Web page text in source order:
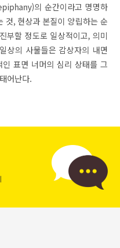
의 순간이라고 명명하
것, 현상과 본질이 양립하는 순
부할 정도로 일상적이고, 의미
상의 사물들은 감상자의 내면
표면 너머의 심리 상태를 그
어난다.